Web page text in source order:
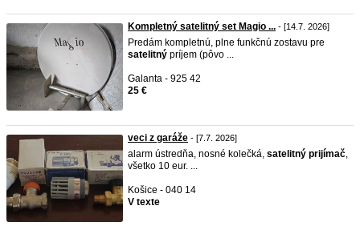
Kompletný satelitný set Magio ... - [14.7. 2026]
Predám kompletnú, plne funkčnú zostavu pre
satelitný príjem (pôvo ...
Galanta - 925 42
25 €
veci z garáže - [7.7. 2026]
alarm ústredňa, nosné kolečká, satelitný prijímač,
všetko 10 eur. ...
Košice - 040 14
V texte